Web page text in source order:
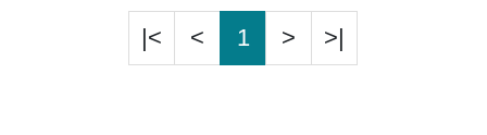
|< < 1 > >|